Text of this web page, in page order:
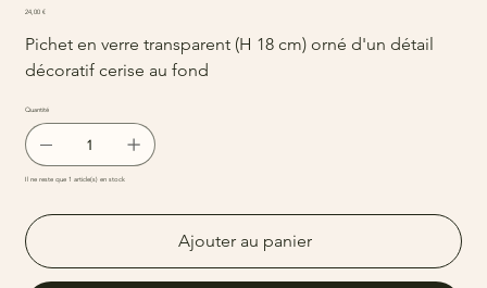
Prix
24,00 €
Pichet en verre transparent (H 18 cm) orné d'un détail
décoratif cerise au fond
Quantité
Il ne reste que 1 article(s) en stock
Ajouter au panier